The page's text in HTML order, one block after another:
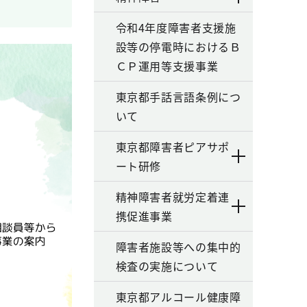
令和4年度障害者支援施
設等の停電時におけるＢ
ＣＰ運用等支援事業
東京都手話言語条例につ
いて
東京都障害者ピアサポ
ート研修
精神障害者就労定着連
携促進事業
障害者施設等への集中的
検査の実施について
東京都アルコール健康障